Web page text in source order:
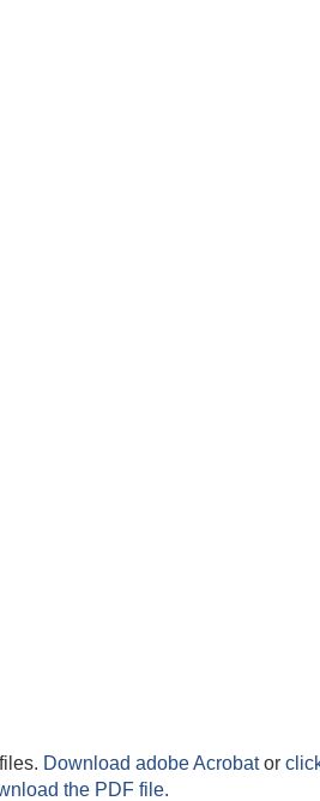
Download adobe Acrobator
the PDF file.